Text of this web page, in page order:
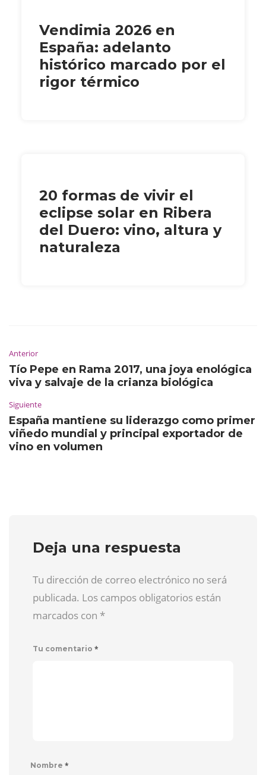
Vendimia 2026 en
España: adelanto
histórico marcado por el
rigor térmico
20 formas de vivir el
eclipse solar en Ribera
del Duero: vino, altura y
naturaleza
Anterior
Tío Pepe en Rama 2017, una joya enológica
viva y salvaje de la crianza biológica
Siguiente
España mantiene su liderazgo como primer
viñedo mundial y principal exportador de
vino en volumen
Deja una respuesta
Tu dirección de correo electrónico no será
publicada. Los campos obligatorios están
marcados con *
Tu comentario *
Nombre *